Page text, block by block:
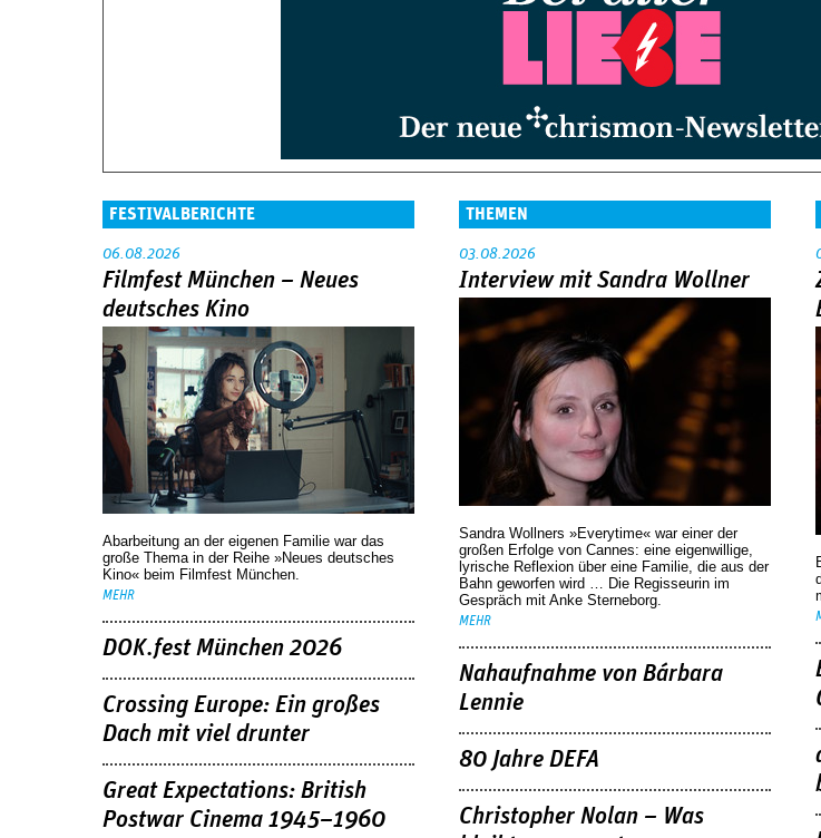
FESTIVALBERICHTE
06.08.2026
Filmfest München – Neues
deutsches Kino
Abarbeitung an der eigenen Familie war das
große Thema in der Reihe »Neues deutsches
Kino« beim Filmfest München.
MEHR
DOK.fest München 2026
Crossing Europe: Ein großes
Dach mit viel drunter
Great Expectations: British
Postwar Cinema 1945–1960
THEMEN
03.08.2026
Interview mit Sandra Wollner
Sandra Wollners »Everytime« war einer der
großen Erfolge von Cannes: eine eigenwillige,
lyrische Reflexion über eine ­Familie, die aus der
Bahn geworfen wird … Die Regisseurin im
Gespräch mit Anke Sterneborg.
MEHR
Nahaufnahme von Bárbara
Lennie
80 Jahre DEFA
Christopher Nolan – Was